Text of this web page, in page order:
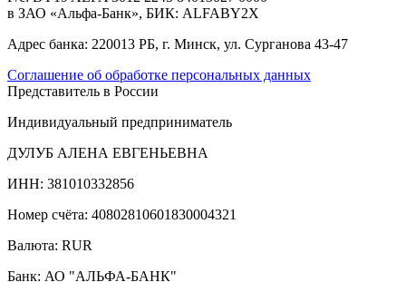
в ЗАО «Альфа-Банк», БИК: ALFABY2X
Адрес банка: 220013 РБ, г. Минск, ул. Сурганова 43-47
Соглашение об обработке персональных данных
Представитель в России
Индивидуальный предприниматель
ДУЛУБ АЛЕНА ЕВГЕНЬЕВНА
ИНН: 381010332856
Номер счёта: 40802810601830004321
Валюта: RUR
Банк: АО "АЛЬФА-БАНК"